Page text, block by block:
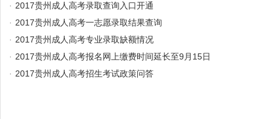
· 2017贵州成人高考录取查询入口开通
· 2017贵州成人高考一志愿录取结果查询
· 2017贵州成人高考专业录取缺额情况
· 2017贵州成人高考报名网上缴费时间延长至9月15日
· 2017贵州成人高考招生考试政策问答